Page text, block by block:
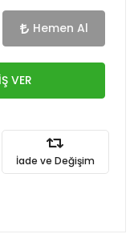
Hemen Al
VER
İade ve Değişim